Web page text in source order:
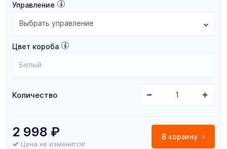
Управление
Выбрать управление
Цвет короба
Белый
Количество
В корзину
2 998 ₽
Цена не изменится!